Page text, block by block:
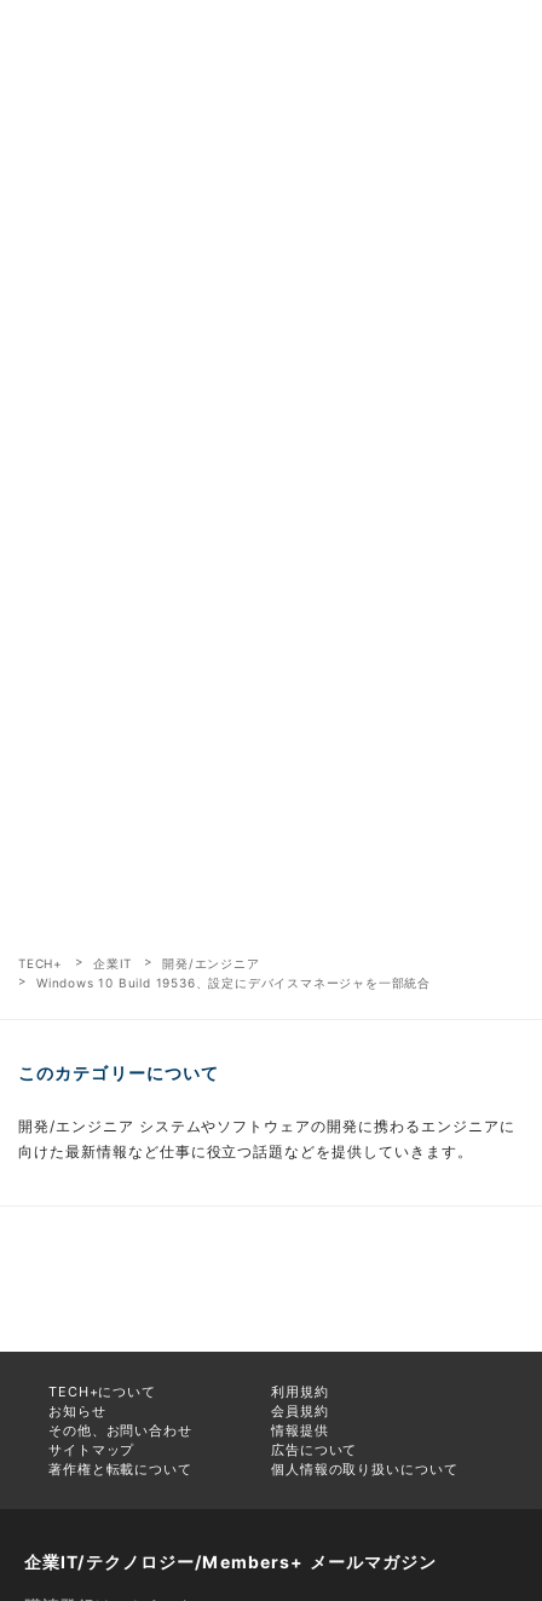
TECH+ 企業IT
開発/エンジニア
Windows 10 Build 19536、設定にデバイスマネージャを一部統合
このカテゴリーについて
開発/エンジニア システムやソフトウェアの開発に携わるエンジニアに
向けた最新情報など仕事に役立つ話題などを提供していきます。
TECH+について
利用規約
お知らせ
会員規約
その他、お問い合わせ
情報提供
サイトマップ
広告について
著作権と転載について
個人情報の取り扱いについて
企業IT/テクノロジー/Members+ メールマガジン